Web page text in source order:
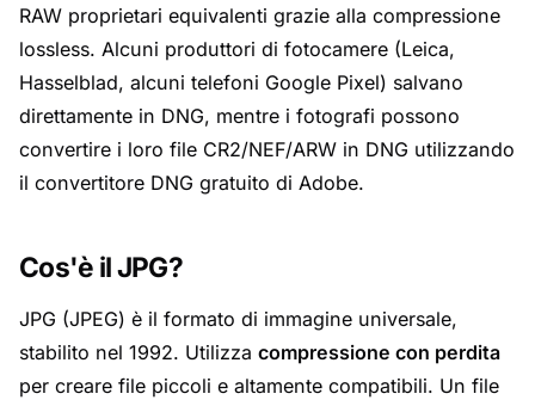
RAW proprietari equivalenti grazie alla compressione
lossless. Alcuni produttori di fotocamere (Leica,
Hasselblad, alcuni telefoni Google Pixel) salvano
direttamente in DNG, mentre i fotografi possono
convertire i loro file CR2/NEF/ARW in DNG utilizzando
il convertitore DNG gratuito di Adobe.
Cos'è il JPG?
JPG (JPEG) è il formato di immagine universale,
stabilito nel 1992. Utilizza compressione con perdita
per creare file piccoli e altamente compatibili. Un file